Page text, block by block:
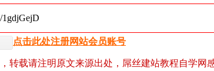
1gdjGejD
点击此处注册网站会员账号
转载请注明原文来源出处，屌丝建站教程自学网